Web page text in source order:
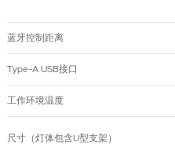
蓝牙控制距离
Type-A USB接口
工作环境温度
尺寸（灯体包含U型支架）